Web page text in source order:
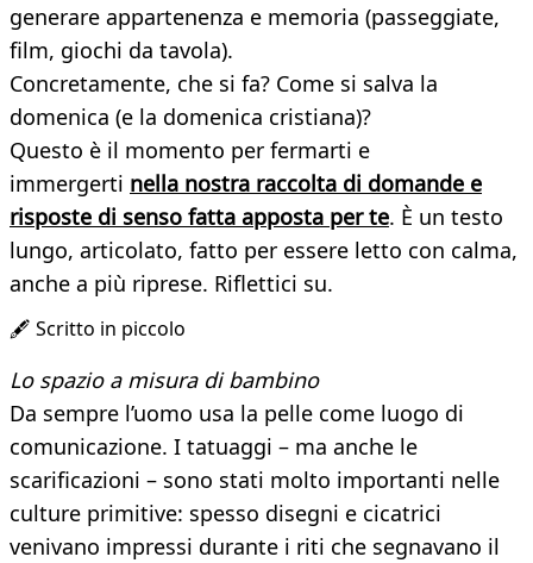
generare appartenenza e memoria (passeggiate,
film, giochi da tavola).
Concretamente, che si fa? Come si salva la
domenica (e la domenica cristiana)?
Questo è il momento per fermarti e
immergerti nella nostra raccolta di domande e
risposte di senso fatta apposta per te. È un testo
lungo, articolato, fatto per essere letto con calma,
anche a più riprese. Riflettici su.
🖋️ Scritto in piccolo
Lo spazio a misura di bambino
Da sempre l’uomo usa la pelle come luogo di
comunicazione. I tatuaggi – ma anche le
scarificazioni – sono stati molto importanti nelle
culture primitive: spesso disegni e cicatrici
venivano impressi durante i riti che segnavano il